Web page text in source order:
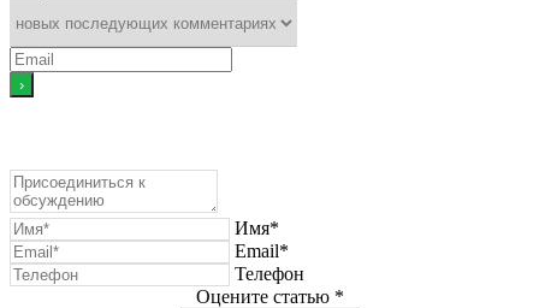
Имя*
Email*
Телефон
Оцените статью *